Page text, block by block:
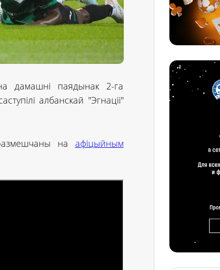
дамашні паядынак 2-га
албанскай "Эгнаціі"
на афіцыйным